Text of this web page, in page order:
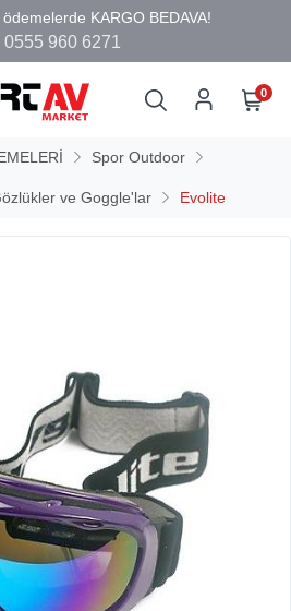
0555 960 6271
0
Spor Outdoor
ve Goggle'lar Evolite